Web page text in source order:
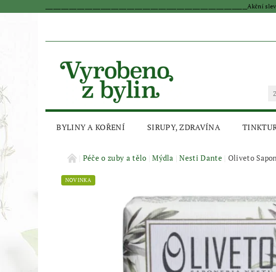
BYLINY A KOŘENÍ SIRUPY, ZDRAVÍNA
AKČNÍ SLEVAPéče o zuby a tělo Mýdla Nesti Dante Oliveto
NOVINKA